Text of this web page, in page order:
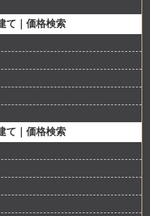
て｜価格検索
て｜価格検索